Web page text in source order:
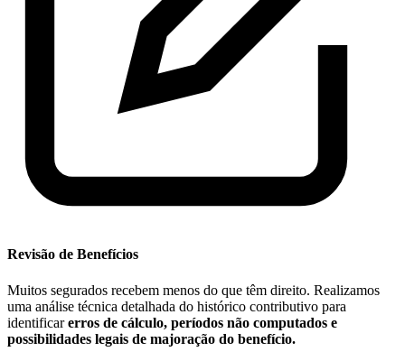
Revisão de Benefícios
Muitos segurados recebem menos do que têm direito. Realizamos
uma análise técnica detalhada do histórico contributivo para
identificarerros de cálculo, períodos não computados e
possibilidades legais de majoração do benefício.